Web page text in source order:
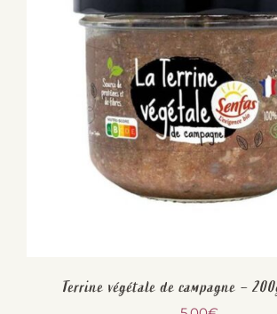
Terrine végétale de campagne –